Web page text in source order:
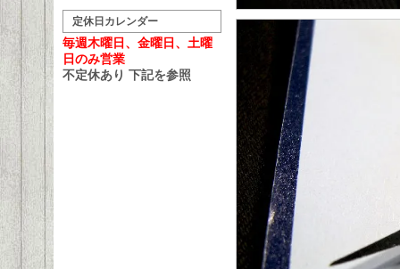
定休日カレンダー
毎週木曜日、金曜日、土曜
日のみ営業
不定休あり 下記を参照